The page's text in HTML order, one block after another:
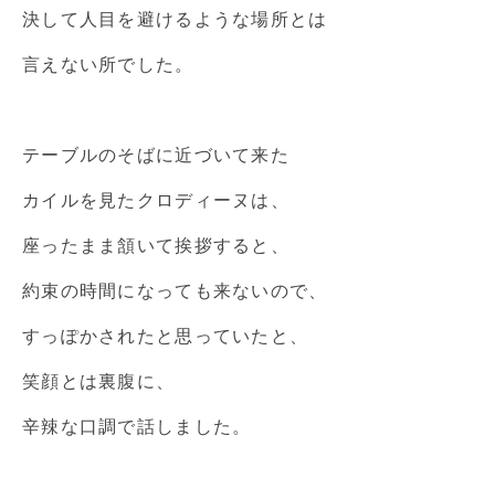
決して人目を避けるような場所とは
言えない所でした。
テーブルのそばに近づいて来た
カイルを見たクロディーヌは、
座ったまま頷いて挨拶すると、
約束の時間になっても来ないので、
すっぽかされたと思っていたと、
笑顔とは裏腹に、
辛辣な口調で話しました。